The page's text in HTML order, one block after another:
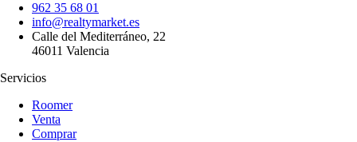
962 35 68 01
info@realtymarket.es
Calle del Mediterráneo, 22
46011 Valencia
Servicios
Roomer
Venta
Comprar